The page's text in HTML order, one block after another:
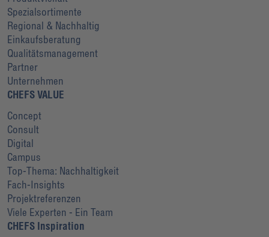
Spezialsortimente
Regional & Nachhaltig
Einkaufsberatung
Qualitätsmanagement
Partner
Unternehmen
CHEFS VALUE
Concept
Consult
Digital
Campus
Top-Thema: Nachhaltigkeit
Fach-Insights
Projektreferenzen
Viele Experten - Ein Team
CHEFS Inspiration